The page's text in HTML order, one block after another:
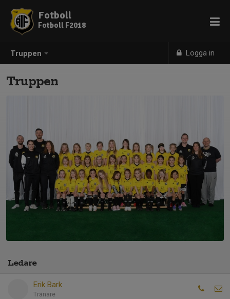
Truppen Logga in
Fotboll
Fotboll F2018
Truppen
Ledare
Erik Bark
Tränare